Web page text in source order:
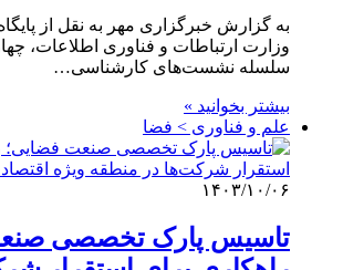
به گزارش خبرگزاری مهر به نقل از
وزارت ارتباطات و فناوری اطلاعات،
سلسله نشست‌های کارشناسی…
بیشتر بخوانید »
علم و فناوری‌ > فضا
۱۴۰۳/۱۰/۰۶
تاسیس پارک تخصصی